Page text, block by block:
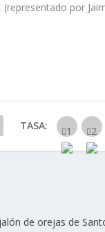
por
TASA:
de orejas de